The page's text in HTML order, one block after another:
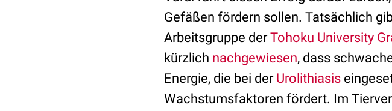
Gefäßen fördern sollen. Tatsächlich
Arbeitsgruppe derTohoku University
kürzlich nachgewiesen, dass
Energie, die bei der Urolithiasis
Wachstumsfaktoren fördert. Im